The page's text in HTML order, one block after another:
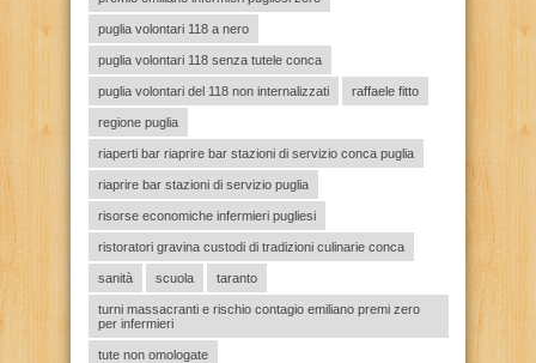
puglia volontari 118 a nero
puglia volontari 118 senza tutele conca
puglia volontari del 118 non internalizzati raffaele fitto
regione puglia
riaperti bar riaprire bar stazioni di servizio conca puglia
riaprire bar stazioni di servizio puglia
risorse economiche infermieri pugliesi
ristoratori gravina custodi di tradizioni culinarie conca
sanità scuola taranto
turni massacranti e rischio contagio emiliano premi zero
per infermieri
tute non omologate